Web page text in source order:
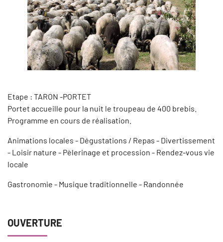
Etape : TARON -PORTET
Portet accueille pour la nuit le troupeau de 400 brebis.
Programme en cours de réalisation.
Animations locales - Dégustations / Repas - Divertissement
- Loisir nature - Pèlerinage et procession - Rendez-vous vie
locale
Gastronomie - Musique traditionnelle - Randonnée
OUVERTURE